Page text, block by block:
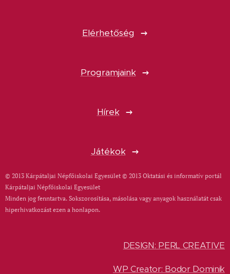
Elérhetőség
Programjaink
Hírek
Játékok
© 2013 Kárpátaljai Népfőiskolai Egyesület © 2013 Oktatási és informatív portál
Kárpátaljai Népfőiskolai Egyesület
Minden jog fenntartva. Sokszorosítása, másolása vagy anyagok használatát csak
hiperhivatkozást ezen a honlapon.
DESIGN: PERL CREATIVE
WP Creator: Bodor Dominik